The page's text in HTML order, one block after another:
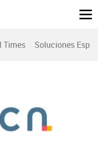
Times Soluciones